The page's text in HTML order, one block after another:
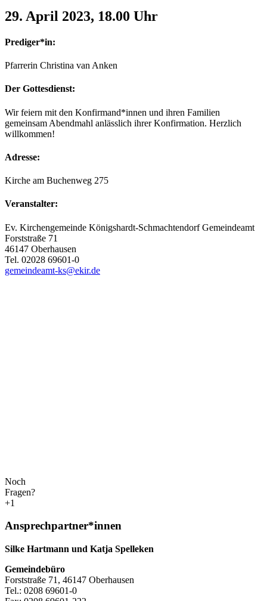
29. April 2023, 18.00 Uhr
Prediger*in:
Pfarrerin Christina van Anken
Der Gottesdienst:
Wir feiern mit den Konfirmand*innen und ihren Familien
gemeinsam Abendmahl anlässlich ihrer Konfirmation. Herzlich
willkommen!
Adresse:
Kirche am Buchenweg 275
Veranstalter:
Ev. Kirchengemeinde Königshardt-Schmachtendorf Gemeindeamt
Forststraße 71
46147 Oberhausen
Tel. 02028 69601-0
gemeindeamt-ks@ekir.de
Noch
Fragen?
+1
Ansprechpartner*innen
Silke Hartmann und Katja Spelleken
Gemeindebüro
Forststraße 71, 46147 Oberhausen
Tel.: 0208 69601-0